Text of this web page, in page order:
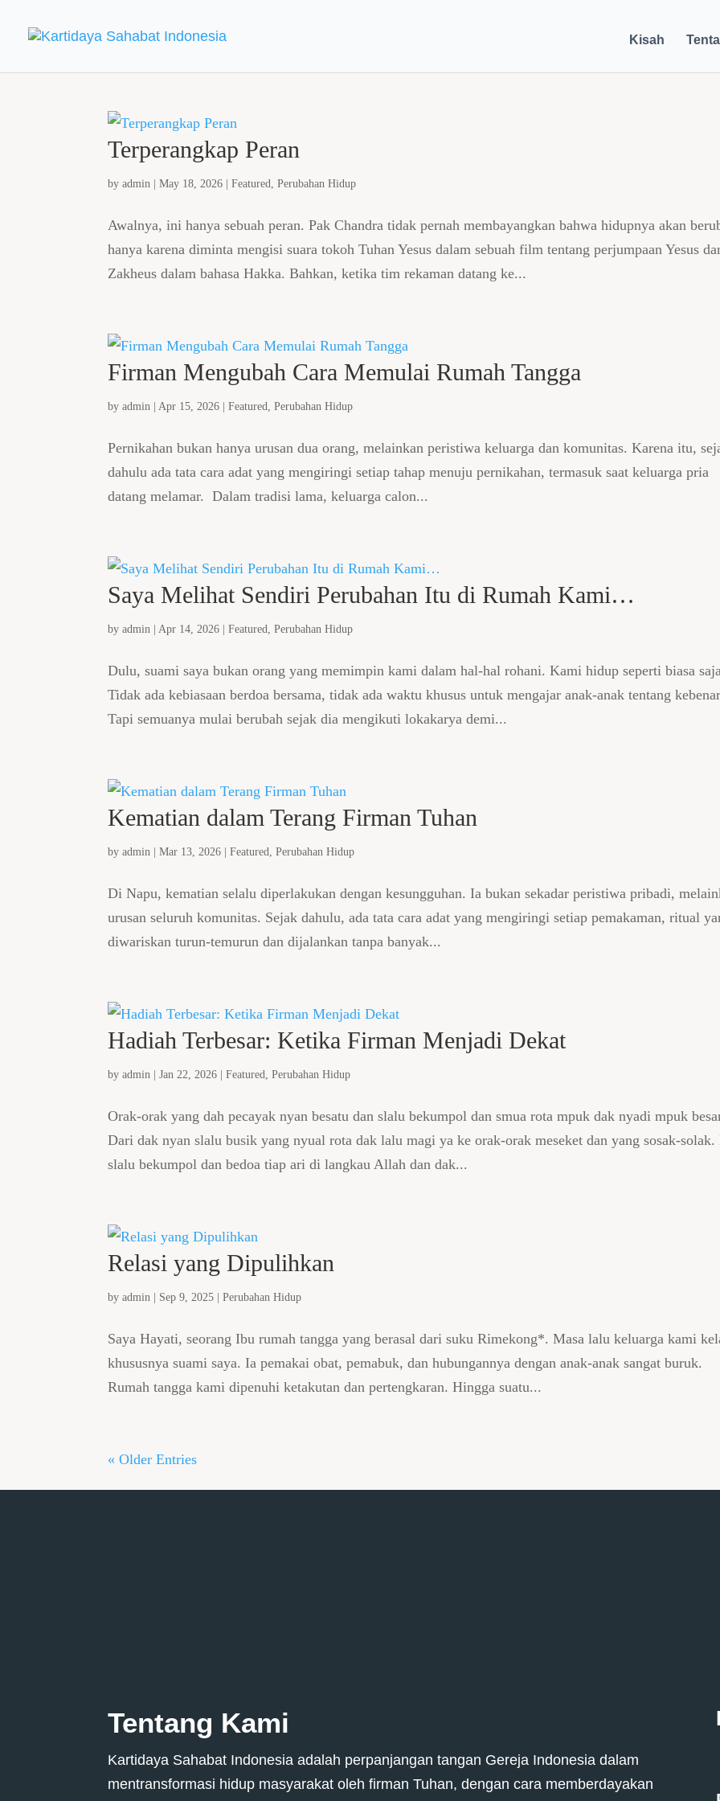
Kisah
Terperangkap Peran
byadmin |May 18, 2026 |Featured,Perubahan Hidup
Awalnya, ini hanya sebuah peran. Pak Chandra tidak pernah membayangkan bahwa hidupnya akan
hanya karena diminta mengisi suara tokoh Tuhan Yesus dalam sebuah film tentang perjumpaan Yesus
Zakheus dalam bahasa Hakka. Bahkan, ketika tim rekaman datang ke...
Firman Mengubah Cara Memulai Rumah Tangga
byadmin |Apr 15, 2026 |Featured,Perubahan Hidup
Pernikahan bukan hanya urusan dua orang, melainkan peristiwa keluarga dan komunitas. Karena itu,
dahulu ada tata cara adat yang mengiringi setiap tahap menuju pernikahan, termasuk saat keluarga pria
datang melamar. Dalam tradisi lama, keluarga calon...
Saya Melihat Sendiri Perubahan Itu di Rumah Kami…
byadmin |Apr 14, 2026 |Featured,Perubahan Hidup
Dulu, suami saya bukan orang yang memimpin kami dalam hal-hal rohani. Kami hidup seperti biasa
Tidak ada kebiasaan berdoa bersama, tidak ada waktu khusus untuk mengajar anak-anak tentang
Tapi semuanya mulai berubah sejak dia mengikuti lokakarya demi...
Kematian dalam Terang Firman Tuhan
byadmin |Mar 13, 2026 |Featured,Perubahan Hidup
Di Napu, kematian selalu diperlakukan dengan kesungguhan. Ia bukan sekadar peristiwa pribadi,
urusan seluruh komunitas. Sejak dahulu, ada tata cara adat yang mengiringi setiap pemakaman, ritual
diwariskan turun-temurun dan dijalankan tanpa banyak...
Hadiah Terbesar: Ketika Firman Menjadi Dekat
byadmin |Jan 22, 2026 |Featured,Perubahan Hidup
Orak-orak yang dah pecayak nyan besatu dan slalu bekumpol dan smua rota mpuk dak nyadi mpuk
Dari dak nyan slalu busik yang nyual rota dak lalu magi ya ke orak-orak meseket dan yang sosak-solak.
slalu bekumpol dan bedoa tiap ari di langkau Allah dan dak...
Relasi yang Dipulihkan
byadmin Sep 9, 2025 |Perubahan Hidup
Saya Hayati, seorang Ibu rumah tangga yang berasal dari suku Rimekong*. Masa lalu keluarga kami
khususnya suami saya. Ia pemakai obat, pemabuk, dan hubungannya dengan anak-anak sangat buruk.
Rumah tangga kami dipenuhi ketakutan dan pertengkaran. Hingga suatu...
« Older Entries
Tentang Kami
Kartidaya Sahabat Indonesia adalah perpanjangan tangan Gereja Indonesia dalam
mentransformasi hidup masyarakat oleh firman Tuhan, dengan cara memberdayakan